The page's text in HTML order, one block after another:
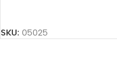
SKU: 05025